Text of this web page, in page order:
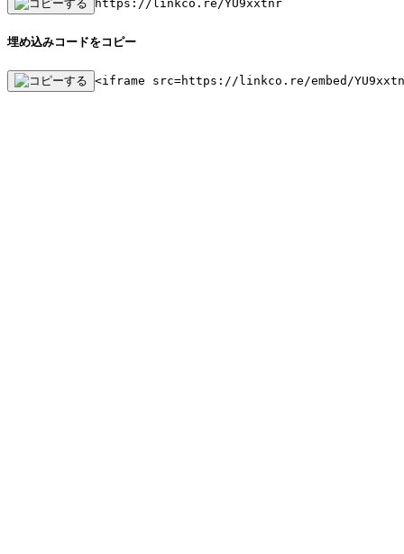
https://linkco.re/YU9xxtnr
埋め込みコードをコピー
<iframe src=https://linkco.re/embed/